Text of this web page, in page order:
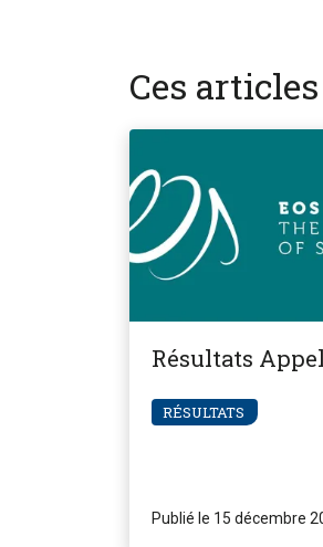
Ces
Résultats Appel
RÉSULTATS
Publié le 15 décembre